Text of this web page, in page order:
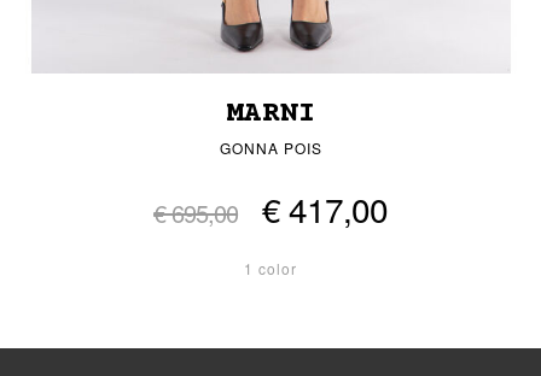
MARNI
GONNA POIS
€ 695,00 € 417,00
1 color